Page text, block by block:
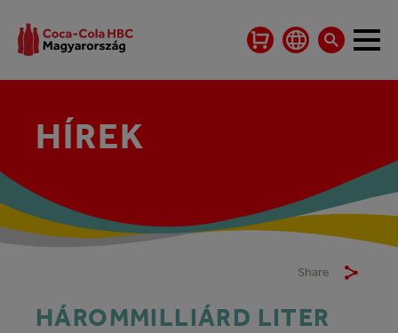
HÍREK
Share
HÁROMMILLIÁRD LITER